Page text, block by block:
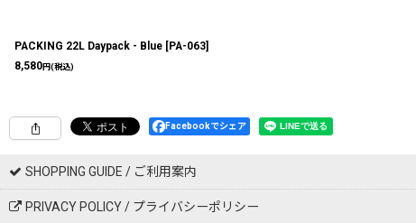
PACKING 22L Daypack - Blue [PA-063]
8,580円(税込)
Facebookでシェア
SHOPPING GUIDE / ご利用案内
PRIVACY POLICY / プライバシーポリシー